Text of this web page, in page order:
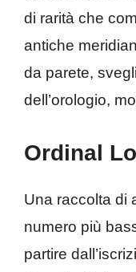
di rarità che
antiche
da parete,
dell’orologio,
Ordinal
Una raccolta di
numero più
partire